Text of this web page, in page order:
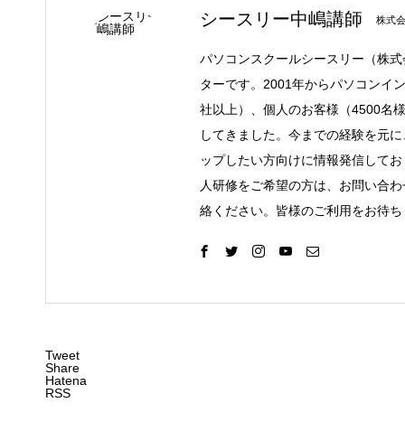
シースリー中嶋講師 株式
パソコンスクールシースリー（株
ターです。2001年からパソコンイ
社以上）、個人のお客様（4500名
してきました。今までの経験を元
ップしたい方向けに情報発信して
人研修をご希望の方は、お問い合
絡ください。皆様のご利用をお待
Tweet
Share
Hatena
RSS